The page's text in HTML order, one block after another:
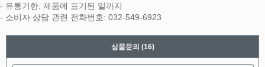
- 유통기한: 제품에 표기된 일까지
- 소비자 상담 관련 전화번호: 032-549-6923
상품문의 (16)